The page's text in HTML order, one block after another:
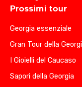
Prossimi tour
Georgia essenziale
Gran Tour della
I Gioielli del Caucaso
Sapori della Georgia